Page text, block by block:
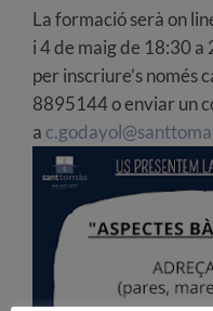
La formació serà on
i 4 de maig de 18:30 a
per inscriure’s només
8895144 o enviar un
a